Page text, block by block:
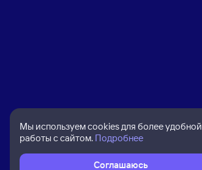
Мы используем cookies для более удобной
работы с сайтом. Подробнее
Соглашаюсь